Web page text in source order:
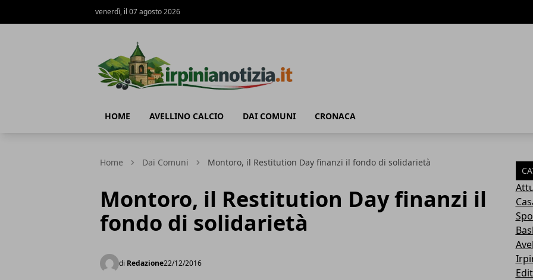
venerdì, il 07 agosto 2026
HOME AVELLINO CALCIO DAI COMUNI CRONACA
Home Dai Comuni Montoro, il Restitution Day finanzi il fondo di solidarietà
Montoro, il Restitution Day finanzi il
fondo di solidarietà
di Redazione22/12/2016